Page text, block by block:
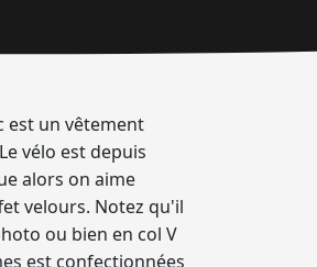
est un vêtement
vélo est depuis
alors on aime
velours. Notez qu'il
ou bien en col V
est confectionnées